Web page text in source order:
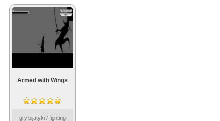
Armed with Wings
gry bijatyki / fighting